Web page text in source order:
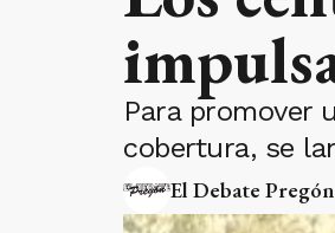
Para promover
cobertura, se
El Debate